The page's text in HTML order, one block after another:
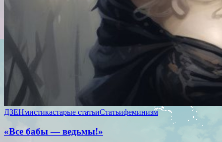
ДЗЕНмистикастарые статьиСтатьифеминизм
«Все бабы — ведьмы!»